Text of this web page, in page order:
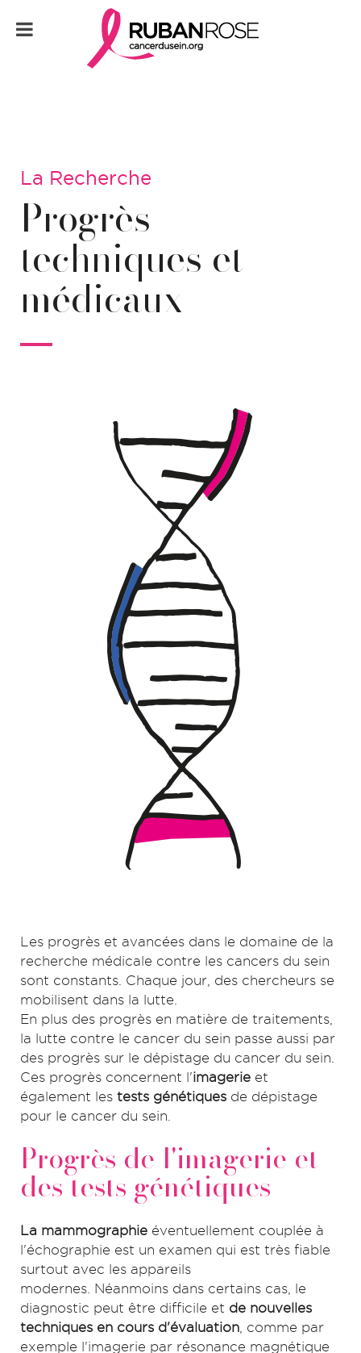
La Recherche
Progrès
techniques et
médicaux
Les progrès et avancées dans le domaine de la
recherche médicale contre les cancers du sein
sont constants. Chaque jour, des chercheurs se
mobilisent dans la lutte.
En plus des progrès en matière de traitements,
la lutte contre le cancer du sein passe aussi par
des progrès sur le dépistage du cancer du sein.
Ces progrès concernent l'imagerie et
également les tests génétiques de dépistage
pour le cancer du sein.
Progrès de l'imagerie et
des tests génétiques
La mammographie éventuellement couplée à
l'échographie est un examen qui est très fiable
surtout avec les appareils
modernes. Néanmoins dans certains cas, le
diagnostic peut être difficile et de nouvelles
techniques en cours d'évaluation , comme par
exemple l'imagerie par résonance magnétique